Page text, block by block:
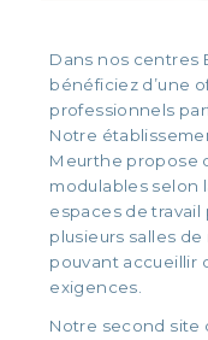
Dans nos centres
bénéficiez d’une
professionnels
Notre
Meurthe propose
modulables selon
espaces de travail
plusieurs salles
pouvant accueillir
exigences.
Notre second site